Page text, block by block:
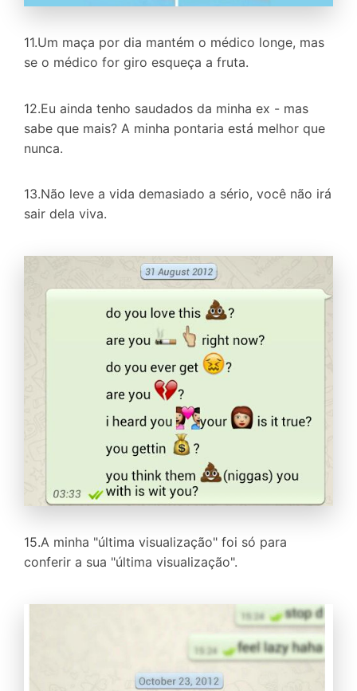
11.Um maça por dia mantém o médico longe, mas
se o médico for giro esqueça a fruta.
12.Eu ainda tenho saudados da minha ex - mas
sabe que mais? A minha pontaria está melhor que
nunca.
13.Não leve a vida demasiado a sério, você não irá
sair dela viva.
15.A minha "última visualização" foi só para
conferir a sua "última visualização".